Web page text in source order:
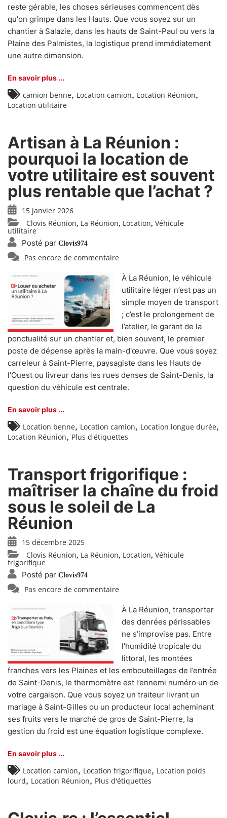
reste gérable, les choses sérieuses commencent dès
qu'on grimpe dans les Hauts. Que vous soyez sur un
chantier à Salazie, dans les hauts de Saint-Paul ou vers la
Plaine des Palmistes, la logistique prend immédiatement
une autre dimension.
En savoir plus ...
camion benne Location camion Location Réunion
Location utilitaire
Artisan à La Réunion :
pourquoi la location de
votre utilitaire est souvent
plus rentable que l’achat ?
15 janvier 2026
Clovis Réunion, La Réunion, Location, Véhicule
utilitaire
Posté par Clovis974
Pas encore de commentaire
À La Réunion, le véhicule
utilitaire léger n’est pas un
simple moyen de transport
; c’est le prolongement de
l’atelier, le garant de la
ponctualité sur un chantier et, bien souvent, le premier
poste de dépense après la main-d'œuvre. Que vous soyez
carreleur à Saint-Pierre, paysagiste dans les Hauts de
l'Ouest ou livreur dans les rues denses de Saint-Denis, la
question du véhicule est centrale.
En savoir plus ...
Location benne Location camion Location longue durée
Location Réunion Plus d'étiquettes
Transport frigorifique :
maîtriser la chaîne du froid
sous le soleil de La
Réunion
15 décembre 2025
Clovis Réunion, La Réunion, Location, Véhicule
frigorifique
Posté par Clovis974
Pas encore de commentaire
À La Réunion, transporter
des denrées périssables
ne s’improvise pas. Entre
l'humidité tropicale du
littoral, les montées
franches vers les Plaines et les embouteillages de l’entrée
de Saint-Denis, le thermomètre est l’ennemi numéro un de
votre cargaison. Que vous soyez un traiteur livrant un
mariage à Saint-Gilles ou un producteur local acheminant
ses fruits vers le marché de gros de Saint-Pierre, la
gestion du froid est une équation logistique complexe.
En savoir plus ...
Location camion Location frigorifique
Location poids
lourd
Location Réunion Plus d'étiquettes